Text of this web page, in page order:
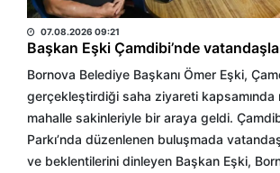
BÜLTEN
07.08.2026 09:21
Başkan Eşki Çamdibi’nde
Bornova Belediye Başkanı Ömer Eşki,
gerçekleştirdiği saha ziyareti kapsamında
mahalle sakinleriyle bir araya geldi.
Parkı’nda düzenlenen buluşmada
ve beklentilerini dinleyen Başkan Eşki,